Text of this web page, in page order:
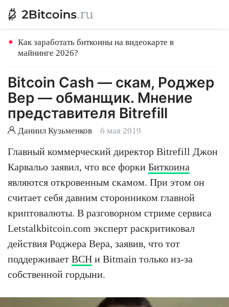
Как заработать биткоины на видеокарте в
майнинге 2026?
Bitcoin Cash — скам, Роджер
Вер — обманщик. Мнение
представителя Bitrefill
Даниил Кузьменков 6 мая 2019
Главный коммерческий директор Bitrefill Джон
Карвальо заявил, что все форки Биткоина
являются откровенным скамом. При этом он
считает себя давним сторонником главной
криптовалюты. В разговорном стриме сервиса
Letstalkbitcoin.com эксперт раскритиковал
действия Роджера Вера, заявив, что тот
поддерживает BCH и Bitmain только из-за
собственной гордыни.